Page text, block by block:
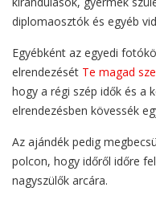
diplomaosztók és egyéb
Egyébként az egyedi
elrendezését Te magad
hogy a régi szép idők és a
elrendezésben kövessék
Az ajándék pedig
polcon, hogy időről időre
nagyszülők arcára.